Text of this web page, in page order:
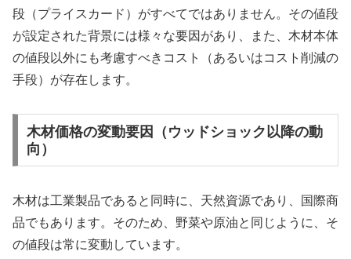
段（プライスカード）がすべてではありません。その値段
が設定された背景には様々な要因があり、また、木材本体
の値段以外にも考慮すべきコスト（あるいはコスト削減の
手段）が存在します。
木材価格の変動要因（ウッドショック以降の動
向）
木材は工業製品であると同時に、天然資源であり、国際商
品でもあります。そのため、野菜や原油と同じように、そ
の値段は常に変動しています。